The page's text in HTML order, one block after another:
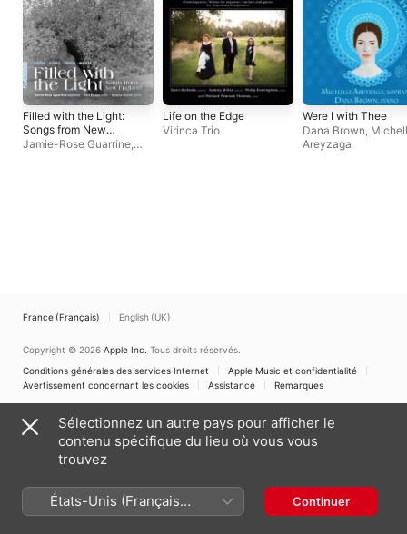
Filled with the Light:
Songs from New
England
Jamie-Rose Guarrine,
Life on the Edge
Virinca Trio
Were I with Thee
Dana Brown,
Areyzaga
France (Français) English (UK)
Copyright © 2026 Apple Inc. Tous droits réservés.
Conditions générales des services Internet
Apple Music et confidentialité
Avertissement concernant les cookies
Assistance Remarques
Sélectionnez un autre pays pour afficher le
contenu spécifique du lieu où vous vous
trouvez
États-Unis (Français
France)
Continuer